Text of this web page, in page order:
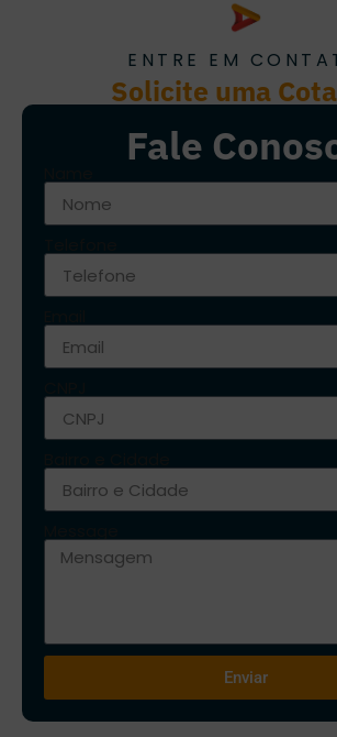
ENTRE EM
Solicite uma
Fale
Enviar